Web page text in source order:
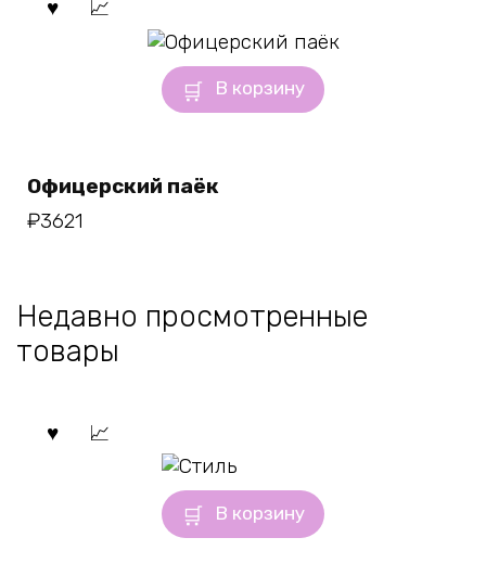
В корзину
Офицерский паёк
₽3621
Недавно просмотренные
товары
В корзину